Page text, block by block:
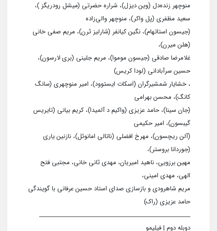
منوچهر زنده‌دل (وین دیزل)، شراره حضرتی (میشل رودریگز )،
سعید مظفری (پل واکر)، منوچهر والی‌زاده
(جیسون استاتهام)، نگین کیانفر (شارلیز ثرن)، مریم صفی خانی
(هلن میرن)،
غلامرضا صادقی (جیسون موموا)، مریم جلینی (بری لارسون)،
حسین سرآبادانی (لودا کریس)
، خشایار شمشیرگران (اسکات ایستوود)، امیر منوچهری (سانگ
کانگ)، محسن بهرامی
(جان سینا)، حامد عزیزی (واکیم د آلمیدا)، کریم بیانی (تایریس
گیبسون)، امیر حکیمی
(آلن ریچسون)، مهرخ افضلی (ناتالی امانوئل)، نازنین یاری
(جوردانا بروستر)،
مهین برزویی، ناهید امیریان، مهدی ثانی خانی، مجتبی فتح
الهی، مهدی امینی،
مریم شاهرودی و بازسازی صدای استاد حسین عرفانی با گویندگی
حامد عزیزی (راک)
____________________________________________________
دوبله دوم | فیلیمو